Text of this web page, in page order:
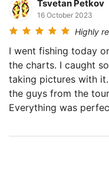
Tsvetan Petkov
16 October 2023
Highly
I went fishing today
the charts. I caught
taking pictures with
the guys from the
Everything was